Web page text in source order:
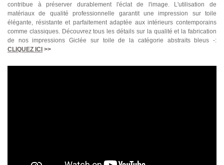
contribue à préserver durablement l'éclat de l'image. L'utilisation de
matériaux de qualité professionnelle garantit une impression sur toile
élégante, résistante et parfaitement adaptée aux intérieurs contemporains
comme classiques. Découvrez tous les détails sur la qualité et la fabrication
de nos impressions Giclée sur toile de la catégorie abstraits bleus -:
CLIQUEZ ICI >>